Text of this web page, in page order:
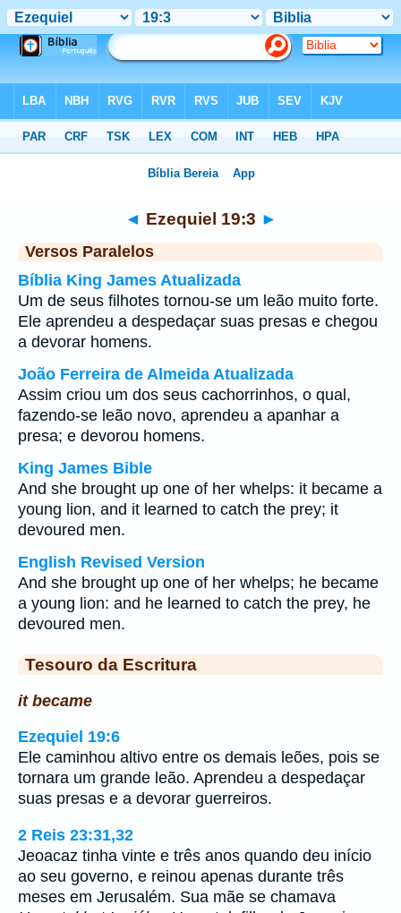
◄ Ezequiel 19:3 ►
Versos Paralelos
Bíblia King James Atualizada
Um de seus filhotes tornou-se um leão muito forte.
Ele aprendeu a despedaçar suas presas e chegou
a devorar homens.
João Ferreira de Almeida Atualizada
Assim criou um dos seus cachorrinhos, o qual,
fazendo-se leão novo, aprendeu a apanhar a
presa; e devorou homens.
King James Bible
And she brought up one of her whelps: it became a
young lion, and it learned to catch the prey; it
devoured men.
English Revised Version
And she brought up one of her whelps; he became
a young lion: and he learned to catch the prey, he
devoured men.
Tesouro da Escritura
it became
Ezequiel 19:6
Ele caminhou altivo entre os demais leões, pois se
tornara um grande leão. Aprendeu a despedaçar
suas presas e a devorar guerreiros.
2 Reis 23:31,32
Jeoacaz tinha vinte e três anos quando deu início
ao seu governo, e reinou apenas durante três
meses em Jerusalém. Sua mãe se chamava